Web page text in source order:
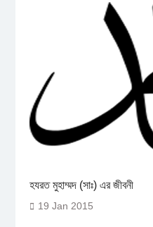
হযরত মুহাম্মদ (সাঃ) এর জীবনী
19 Jan 2015